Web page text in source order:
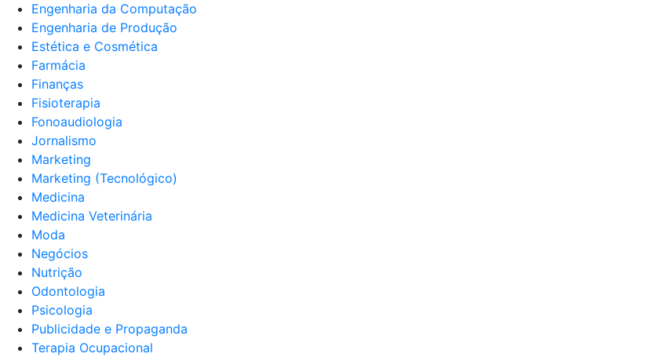
Engenharia da Computação
Engenharia de Produção
Estética e Cosmética
Farmácia
Finanças
Fisioterapia
Fonoaudiologia
Jornalismo
Marketing
Marketing (Tecnológico)
Medicina
Medicina Veterinária
Moda
Negócios
Nutrição
Odontologia
Psicologia
Publicidade e Propaganda
Terapia Ocupacional